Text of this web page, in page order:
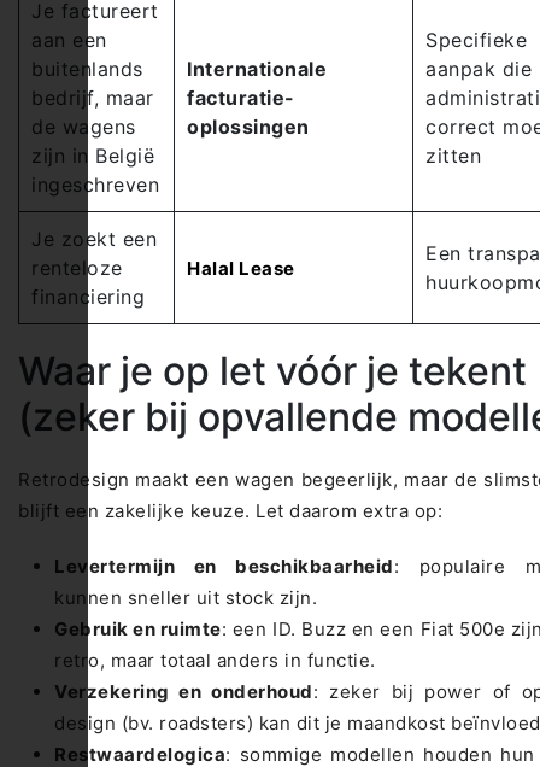
Je factureert
aan een
buitenlands
bedrijf, maar
de wagens
zijn in België
ingeschreven
Internationale
facturatie-
oplossingen
Specifieke
aanpak die
correct
zitten
Je zoekt een
renteloze
financiering
Halal Lease
Een
Waar je op let vóór je tekent
(zeker bij opvallende
Retrodesign maakt een wagen begeerlijk, maar de
blijft een zakelijke keuze. Let daarom extra op:
Levertermijn en beschikbaarheid: populaire
kunnen sneller uit stock zijn.
Gebruik en ruimte: een ID. Buzz en een Fiat 500e
retro, maar totaal anders in functie.
Verzekering en onderhoud: zeker bij power of
design (bv. roadsters) kan dit je maandkost
Restwaardelogica: sommige modellen houden hun